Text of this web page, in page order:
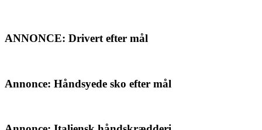
ANNONCE: Drivert efter mål
Annonce: Håndsyede sko efter mål